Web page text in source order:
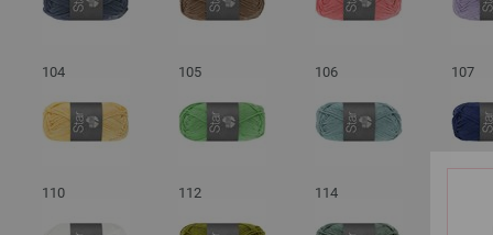
104 105 106 107
110 112 114